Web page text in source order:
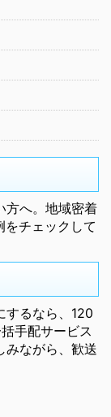
方へ。地域密着
をチェックして
するなら、120
手配サービス
みながら、歓送